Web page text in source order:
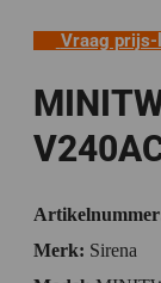
Vraag prijs-
Merk: Sirena